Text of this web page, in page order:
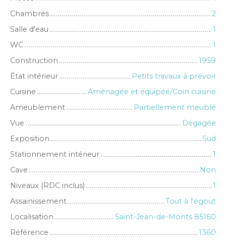
Chambres
2
Salle d'eau
1
WC
1
Construction
1959
État intérieur
Petits travaux à prévoir
Cuisine
Aménagée et équipée/Coin cuisine
Ameublement
Partiellement meublé
Vue
Dégagée
Exposition
Sud
Stationnement intérieur
1
Cave
Non
Niveaux (RDC inclus)
1
Assainissement
Tout à l'égout
Localisation
Saint-Jean-de-Monts 85160
Référence
1360